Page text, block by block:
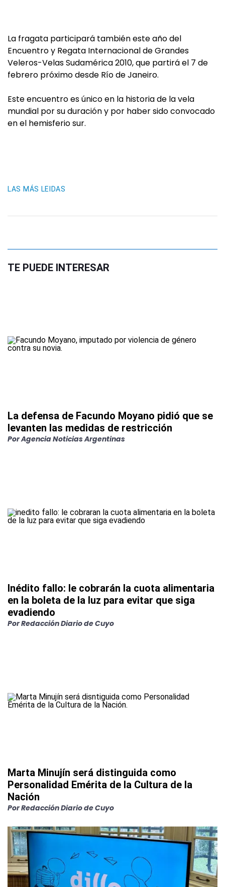
La fragata participará también este año del
Encuentro y Regata Internacional de Grandes
Veleros-Velas Sudamérica 2010, que partirá el 7 de
febrero próximo desde Río de Janeiro.
Este encuentro es único en la historia de la vela
mundial por su duración y por haber sido convocado
en el hemisferio sur.
LAS MÁS LEIDAS
TE PUEDE INTERESAR
La defensa de Facundo Moyano pidió que se
levanten las medidas de restricción
PorAgencia Noticias Argentinas
Inédito fallo: le cobrarán la cuota alimentaria
en la boleta de la luz para evitar que siga
evadiendo
PorRedacción Diario de Cuyo
Marta Minujín será distinguida como
Personalidad Emérita de la Cultura de la
Nación
PorRedacción Diario de Cuyo